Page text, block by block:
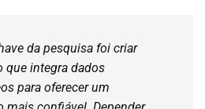
da pesquisa foi criar
que integra dados
para oferecer um